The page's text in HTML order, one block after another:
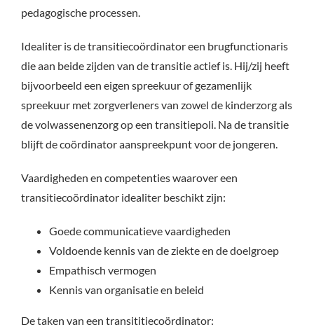
pedagogische processen.
Idealiter is de transitiecoördinator een brugfunctionaris
die aan beide zijden van de transitie actief is. Hij/zij heeft
bijvoorbeeld een eigen spreekuur of gezamenlijk
spreekuur met zorgverleners van zowel de kinderzorg als
de volwassenenzorg op een transitiepoli. Na de transitie
blijft de coördinator aanspreekpunt voor de jongeren.
Vaardigheden en competenties waarover een
transitiecoördinator idealiter beschikt zijn:
Goede communicatieve vaardigheden
Voldoende kennis van de ziekte en de doelgroep
Empathisch vermogen
Kennis van organisatie en beleid
De taken van een transititiecoördinator: